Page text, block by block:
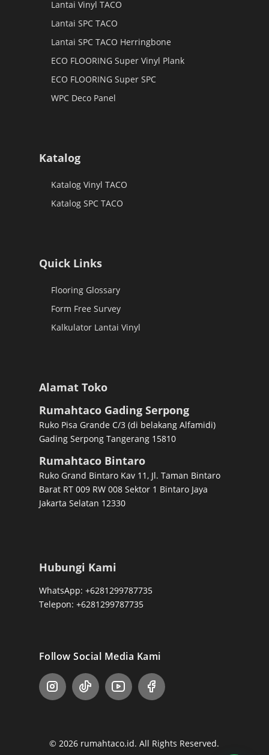
Lantai Vinyl TACO
Lantai SPC TACO
Lantai SPC TACO Herringbone
ECO FLOORING Super Vinyl Plank
ECO FLOORING Super SPC
WPC Deco Panel
Katalog
Katalog Vinyl TACO
Katalog SPC TACO
Quick Links
Flooring Glossary
Form Free Survey
Kalkulator Lantai Vinyl
Alamat Toko
Rumahtaco Gading Serpong
Ruko Pisa Grande C/3 (di belakang Alfamidi)
Gading Serpong Tangerang 15810
Rumahtaco Bintaro
Ruko Grand Bintaro Kav 11, Jl. Taman Bintaro
Barat RT 009 RW 008 Sektor 1 Bintaro Jaya
Jakarta Selatan 12330
Hubungi Kami
WhatsApp: +6281299787735
Telepon: +6281299787735
Follow Social Media Kami
© 2026 rumahtaco.id. All Rights Reserved.